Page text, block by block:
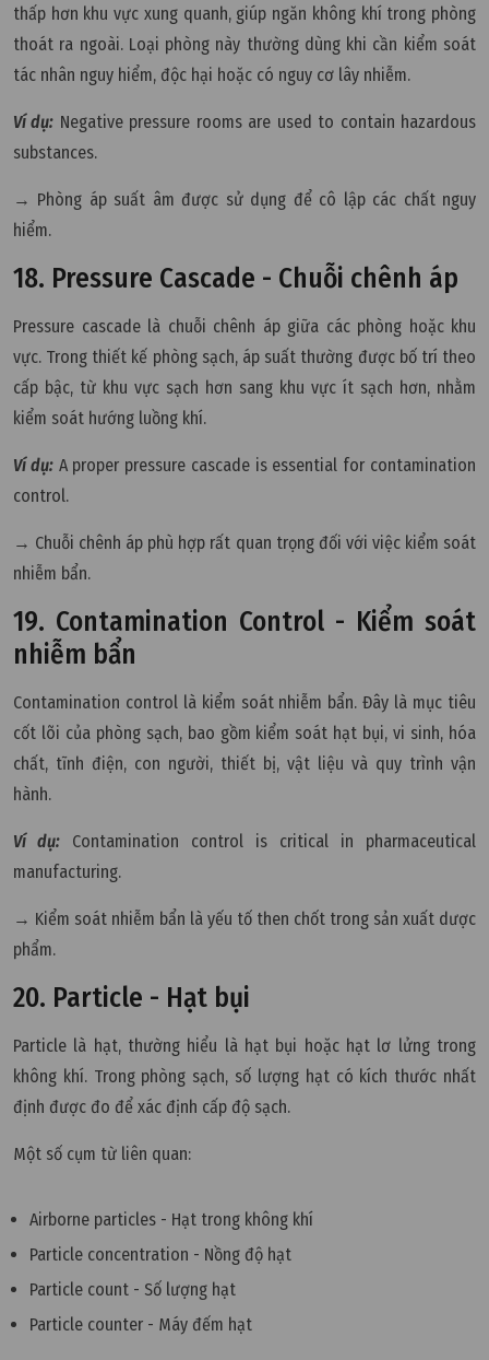
thấp hơn khu vực xung quanh, giúp ngăn không khí trong phòng
thoát ra ngoài. Loại phòng này thường dùng khi cần kiểm soát
tác nhân nguy hiểm, độc hại hoặc có nguy cơ lây nhiễm.
Ví dụ: Negative pressure rooms are used to contain hazardous
substances.
→ Phòng áp suất âm được sử dụng để cô lập các chất nguy
hiểm.
18. Pressure Cascade - Chuỗi chênh áp
Pressure cascade là chuỗi chênh áp giữa các phòng hoặc khu
vực. Trong thiết kế phòng sạch, áp suất thường được bố trí theo
cấp bậc, từ khu vực sạch hơn sang khu vực ít sạch hơn, nhằm
kiểm soát hướng luồng khí.
Ví dụ:A proper pressure cascade is essential for contamination
control.
→ Chuỗi chênh áp phù hợp rất quan trọng đối với việc kiểm soát
nhiễm bẩn.
19. Contamination Control - Kiểm soát
nhiễm bẩn
Contamination control là kiểm soát nhiễm bẩn. Đây là mục tiêu
cốt lõi của phòng sạch, bao gồm kiểm soát hạt bụi, vi sinh, hóa
chất, tĩnh điện, con người, thiết bị, vật liệu và quy trình vận
hành.
Ví dụ: Contamination control is critical in pharmaceutical
manufacturing.
→ Kiểm soát nhiễm bẩn là yếu tố then chốt trong sản xuất dược
phẩm.
20. Particle - Hạt bụi
Particle là hạt, thường hiểu là hạt bụi hoặc hạt lơ lửng trong
không khí. Trong phòng sạch, số lượng hạt có kích thước nhất
định được đo để xác định cấp độ sạch.
Một số cụm từ liên quan:
Airborne particles - Hạt trong không khí
Particle concentration - Nồng độ hạt
Particle count - Số lượng hạt
Particle counter - Máy đếm hạt